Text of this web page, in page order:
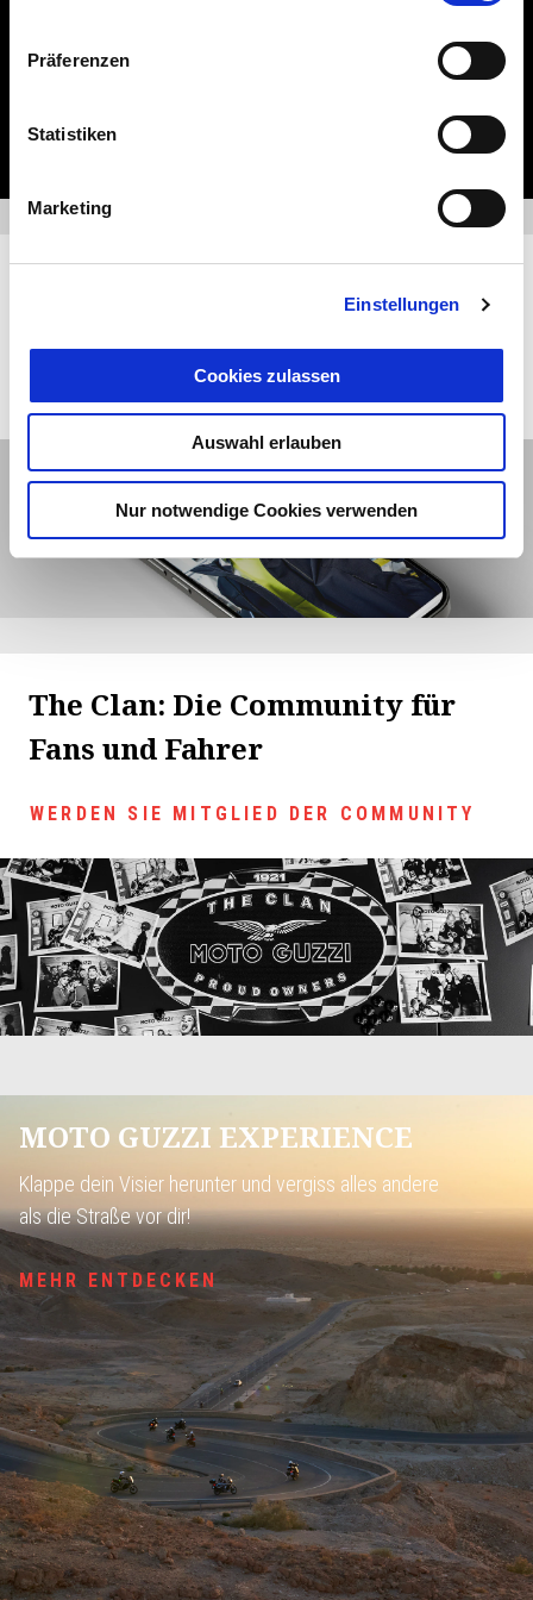
Präferenzen
Statistiken
Marketing
Einstellungen
Cookies zulassen
Auswahl erlauben
Nur notwendige Cookies verwenden
Tauche ein in die Welt von Moto Guzzi und entdecke
The Clan: Die Community für
Fans und Fahrer
WERDEN SIE MITGLIED DER COMMUNITY
MOTO GUZZI EXPERIENCE
Klappe dein Visier herunter und vergiss alles andere
als die Straße vor dir!
MEHR ENTDECKEN